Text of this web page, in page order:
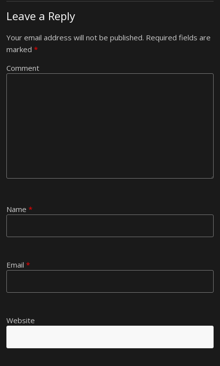
Leave a Reply
Your email address will not be published. Required fields are
marked*
Comment
Name*
Email*
Website